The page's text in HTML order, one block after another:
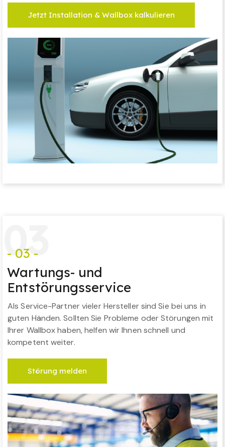
Jetzt Installation & Wallbox kalkulieren
03
- 03 -
Wartungs- und
Entstörungsservice
Als Service-Partner vieler Hersteller sind Sie bei uns in
guten Händen. Sollten Sie Probleme oder Störungen mit
Ihrer Wallbox haben, helfen wir Ihnen schnell und
kompetent weiter.
Störung melden